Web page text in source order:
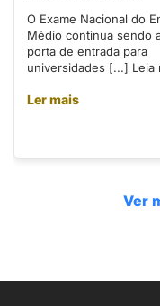
O Exame Nacional do
Médio continua sendo
porta de entrada para
universidades [...] Leia
Ler mais
Ver